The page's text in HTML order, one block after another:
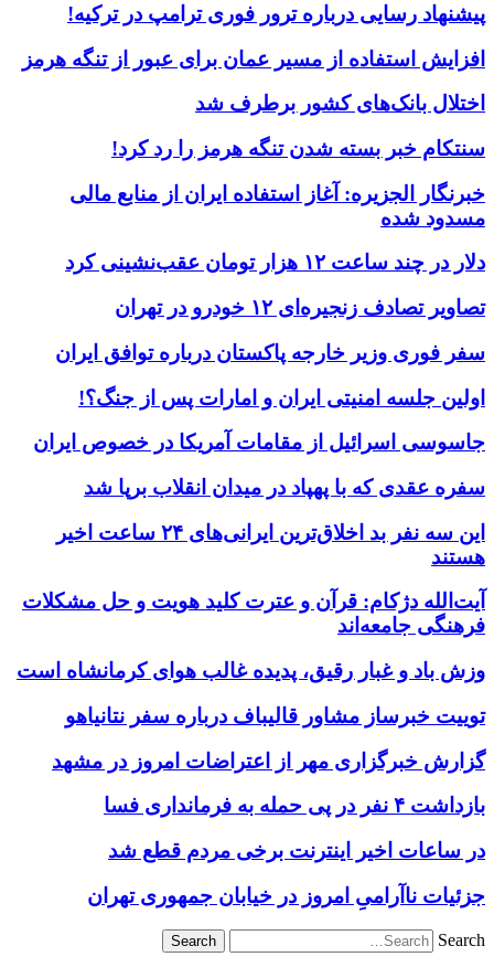
پیشنهاد رسایی درباره ترور فوری ترامپ در ترکیه!
افزایش استفاده از مسیر عمان برای عبور از تنگه هرمز
اختلال بانک‌های کشور برطرف شد
سنتکام خبر بسته شدن تنگه هرمز را رد کرد!
خبرنگار الجزیره: آغاز استفاده ایران از منابع مالی
مسدود شده
دلار در چند ساعت ۱۲ هزار تومان عقب‌نشینی کرد
تصاویر تصادف زنجیره‌ای ۱۲ خودرو در تهران
سفر فوری وزیر خارجه پاکستان درباره توافق ایران
اولین جلسه امنیتی ایران و امارات پس از جنگ؟!
جاسوسی اسرائیل از مقامات آمریکا در خصوص ایران
سفره عقدی که با پهپاد در میدان انقلاب برپا شد
این سه نفر بد اخلاق‌ترین ایرانی‌های ۲۴ ساعت اخیر
هستند
آیت‌الله دژکام: قرآن و عترت کلید هویت و حل مشکلات
فرهنگی جامعه‌اند
وزش باد و غبار رقیق، پدیده غالب هوای کرمانشاه است
توییت خبرساز مشاور قالیباف درباره سفر نتانیاهو
گزارش خبرگزاری مهر از اعتراضات امروز در مشهد
بازداشت ۴ نفر در پی حمله به فرمانداری فسا
در ساعات اخیر اینترنت برخی مردم قطع شد
جزئیات ناآرامیِ امروز در خیابان جمهوری تهران
Search